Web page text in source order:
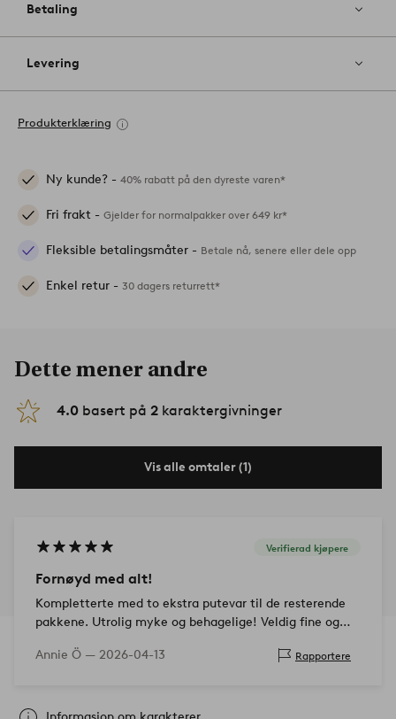
Betaling
Levering
Produkterklæring
Ny kunde? - 40% rabatt på den dyreste varen*
Fri frakt - Gjelder for normalpakker over 649 kr*
Fleksible betalingsmåter - Betale nå, senere eller dele opp
Enkel retur - 30 dagers returrett*
Dette mener andre
4.0 basert på 2 karaktergivninger
Vis alle omtaler (1)
Verifierad kjøpere
Fornøyd med alt!
Kompletterte med to ekstra putevar til de resterende
pakkene. Utrolig myke og behagelige! Veldig fine og
Annie Ö — 2026-04-13 Rapportere